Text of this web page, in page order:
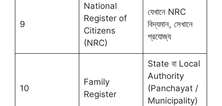
9
National
Register of
Citizens
(NRC)
যেখানে NRC
বিদ্যমান, সেখানে
প্রযোজ্য
10
Family
Register
State বা Local
Authority
(Panchayat /
Municipality)